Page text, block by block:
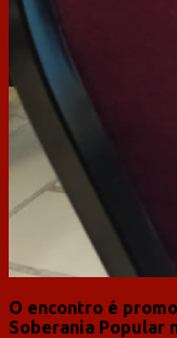
O encontro é
Soberania Popular